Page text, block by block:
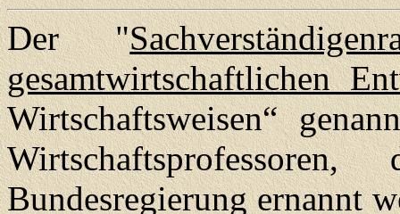
Der "
gesamtwirtschaftlichen
Wirtschaftsweisen“
Bundesregierung ernannt